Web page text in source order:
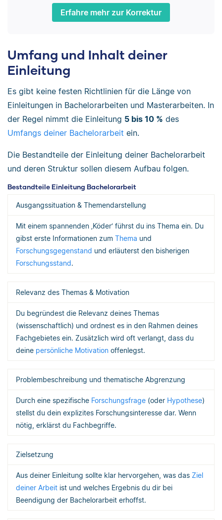
Erfahre mehr zur Korrektur
Umfang und Inhalt deiner
Einleitung
Es gibt keine festen Richtlinien für die Länge von
Einleitungen in Bachelorarbeiten und Masterarbeiten. In
der Regel nimmt die Einleitung 5 bis 10 % des
Umfangs deiner Bachelorarbeit ein.
Die Bestandteile der Einleitung deiner Bachelorarbeit
und deren Struktur sollen diesem Aufbau folgen.
Bestandteile Einleitung Bachelorarbeit
Ausgangssituation & Themendarstellung
Mit einem spannenden ‚Köder‘ führst du ins Thema ein. Du
gibst erste Informationen zum Thema und
Forschungsgegenstand und erläuterst den bisherigen
Forschungsstand.
Relevanz des Themas & Motivation
Du begründest die Relevanz deines Themas
(wissenschaftlich) und ordnest es in den Rahmen deines
Fachgebietes ein. Zusätzlich wird oft verlangt, dass du
deine persönliche Motivation offenlegst.
Problembeschreibung und thematische Abgrenzung
Durch eine spezifische Forschungsfrage (oder Hypothese)
stellst du dein explizites Forschungsinteresse dar. Wenn
nötig, erklärst du Fachbegriffe.
Zielsetzung
Aus deiner Einleitung sollte klar hervorgehen, was das Ziel
deiner Arbeit ist und welches Ergebnis du dir bei
Beendigung der Bachelorarbeit erhoffst.